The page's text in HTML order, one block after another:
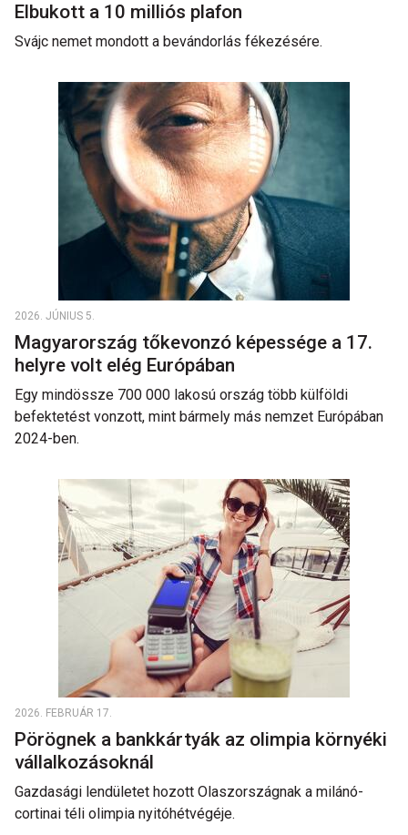
Elbukott a 10 milliós plafon
Svájc nemet mondott a bevándorlás fékezésére.
2026. JÚNIUS 5.
Magyarország tőkevonzó képessége a 17.
helyre volt elég Európában
Egy mindössze 700 000 lakosú ország több külföldi
befektetést vonzott, mint bármely más nemzet Európában
2024-ben.
2026. FEBRUÁR 17.
Pörögnek a bankkártyák az olimpia környéki
vállalkozásoknál
Gazdasági lendületet hozott Olaszországnak a milánó-
cortinai téli olimpia nyitóhétvégéje.